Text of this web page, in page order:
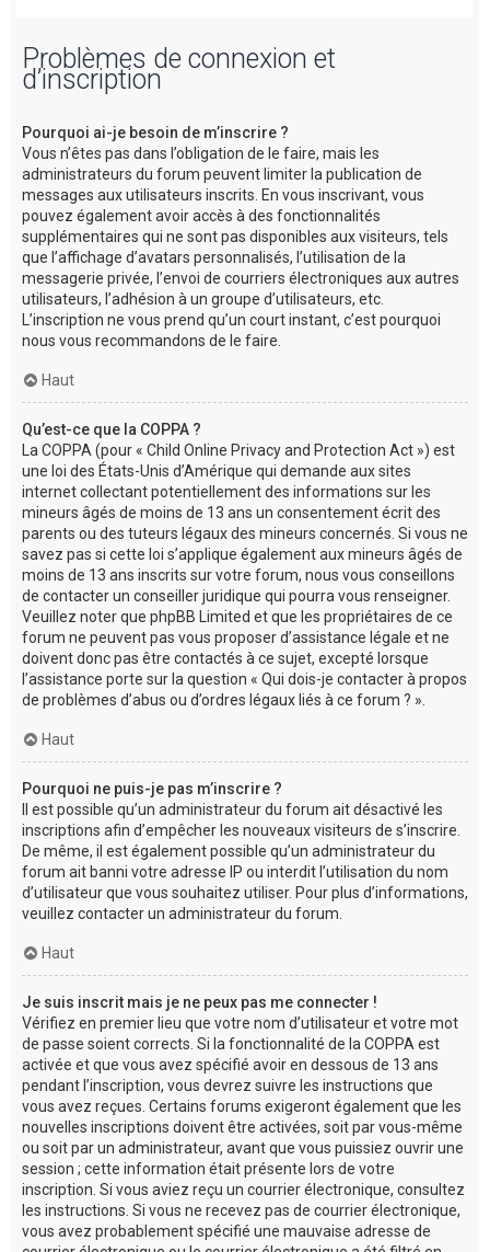
Problèmes de connexion et
d’inscription
Pourquoi ai-je besoin de m’inscrire ?
Vous n’êtes pas dans l’obligation de le faire, mais les
administrateurs du forum peuvent limiter la publication de
messages aux utilisateurs inscrits. En vous inscrivant, vous
pouvez également avoir accès à des fonctionnalités
supplémentaires qui ne sont pas disponibles aux visiteurs, tels
que l’affichage d’avatars personnalisés, l’utilisation de la
messagerie privée, l’envoi de courriers électroniques aux autres
utilisateurs, l’adhésion à un groupe d’utilisateurs, etc.
L’inscription ne vous prend qu’un court instant, c’est pourquoi
nous vous recommandons de le faire.
Haut
Qu’est-ce que la COPPA ?
La COPPA (pour « Child Online Privacy and Protection Act ») est
une loi des États-Unis d’Amérique qui demande aux sites
internet collectant potentiellement des informations sur les
mineurs âgés de moins de 13 ans un consentement écrit des
parents ou des tuteurs légaux des mineurs concernés. Si vous ne
savez pas si cette loi s’applique également aux mineurs âgés de
moins de 13 ans inscrits sur votre forum, nous vous conseillons
de contacter un conseiller juridique qui pourra vous renseigner.
Veuillez noter que phpBB Limited et que les propriétaires de ce
forum ne peuvent pas vous proposer d’assistance légale et ne
doivent donc pas être contactés à ce sujet, excepté lorsque
l’assistance porte sur la question « Qui dois-je contacter à propos
de problèmes d’abus ou d’ordres légaux liés à ce forum ? ».
Haut
Pourquoi ne puis-je pas m’inscrire ?
Il est possible qu’un administrateur du forum ait désactivé les
inscriptions afin d’empêcher les nouveaux visiteurs de s’inscrire.
De même, il est également possible qu’un administrateur du
forum ait banni votre adresse IP ou interdit l’utilisation du nom
d’utilisateur que vous souhaitez utiliser. Pour plus d’informations,
veuillez contacter un administrateur du forum.
Haut
Je suis inscrit mais je ne peux pas me connecter !
Vérifiez en premier lieu que votre nom d’utilisateur et votre mot
de passe soient corrects. Si la fonctionnalité de la COPPA est
activée et que vous avez spécifié avoir en dessous de 13 ans
pendant l’inscription, vous devrez suivre les instructions que
vous avez reçues. Certains forums exigeront également que les
nouvelles inscriptions doivent être activées, soit par vous-même
ou soit par un administrateur, avant que vous puissiez ouvrir une
session ; cette information était présente lors de votre
inscription. Si vous aviez reçu un courrier électronique, consultez
les instructions. Si vous ne recevez pas de courrier électronique,
vous avez probablement spécifié une mauvaise adresse de